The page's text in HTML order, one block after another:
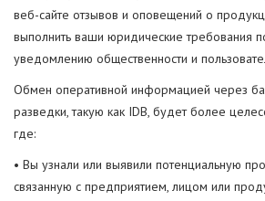
веб-сайте отзывов и оповещений о
выполнить ваши юридические требования
уведомлению общественности и
Обмен оперативной информацией через
разведки, такую как IDB, будет более
где:
• Вы узнали или выявили потенциальную
связанную с предприятием, лицом или